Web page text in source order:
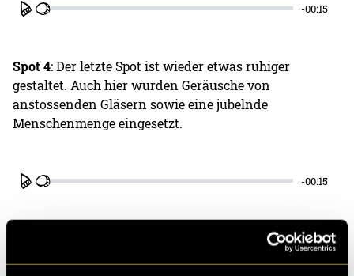
Play
-00:15
Spot 4: Der letzte Spot ist wieder etwas ruhiger
gestaltet. Auch hier wurden Geräusche von
anstossenden Gläsern sowie eine jubelnde
Menschenmenge eingesetzt.
Play
-00:15
Die Spots 2, 3 und 4 wurden vor und während des